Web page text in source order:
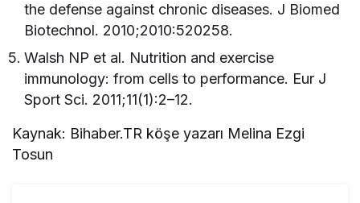
the defense against chronic diseases. J Biomed
Biotechnol. 2010;2010:520258.
Walsh NP et al. Nutrition and exercise
immunology: from cells to performance. Eur J
Sport Sci. 2011;11(1):2–12.
Kaynak: Bihaber.TR köşe yazarı Melina Ezgi
Tosun